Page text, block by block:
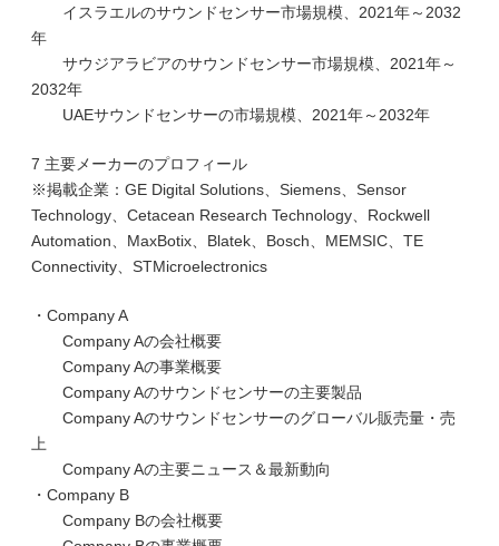
イスラエルのサウンドセンサー市場規模、2021年～2032
年
サウジアラビアのサウンドセンサー市場規模、2021年～
2032年
UAEサウンドセンサーの市場規模、2021年～2032年
7 主要メーカーのプロフィール
※掲載企業：GE Digital Solutions、Siemens、Sensor
Technology、Cetacean Research Technology、Rockwell
Automation、MaxBotix、Blatek、Bosch、MEMSIC、TE
Connectivity、STMicroelectronics
・Company A
Company Aの会社概要
Company Aの事業概要
Company Aのサウンドセンサーの主要製品
Company Aのサウンドセンサーのグローバル販売量・売
上
Company Aの主要ニュース＆最新動向
・Company B
Company Bの会社概要